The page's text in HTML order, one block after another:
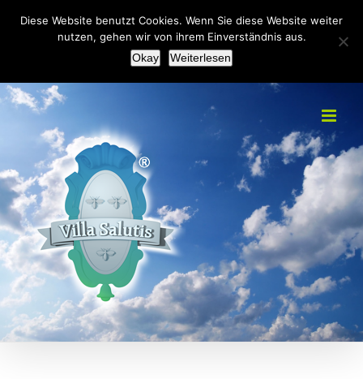
+49(0)2151 451092 info@villa-salutis.de
Facebook
Diese Website benutzt Cookies. Wenn Sie diese Website weiter
nutzen, gehen wir von ihrem Einverständnis aus.
Okay
Weiterlesen